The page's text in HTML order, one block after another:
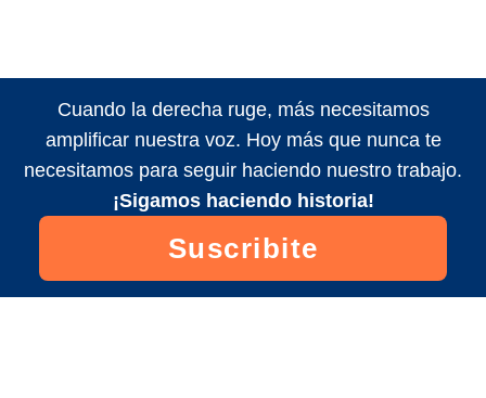
Cuando la derecha ruge, más necesitamos
amplificar nuestra voz. Hoy más que nunca te
necesitamos para seguir haciendo nuestro trabajo.
¡Sigamos haciendo historia!
Suscribite